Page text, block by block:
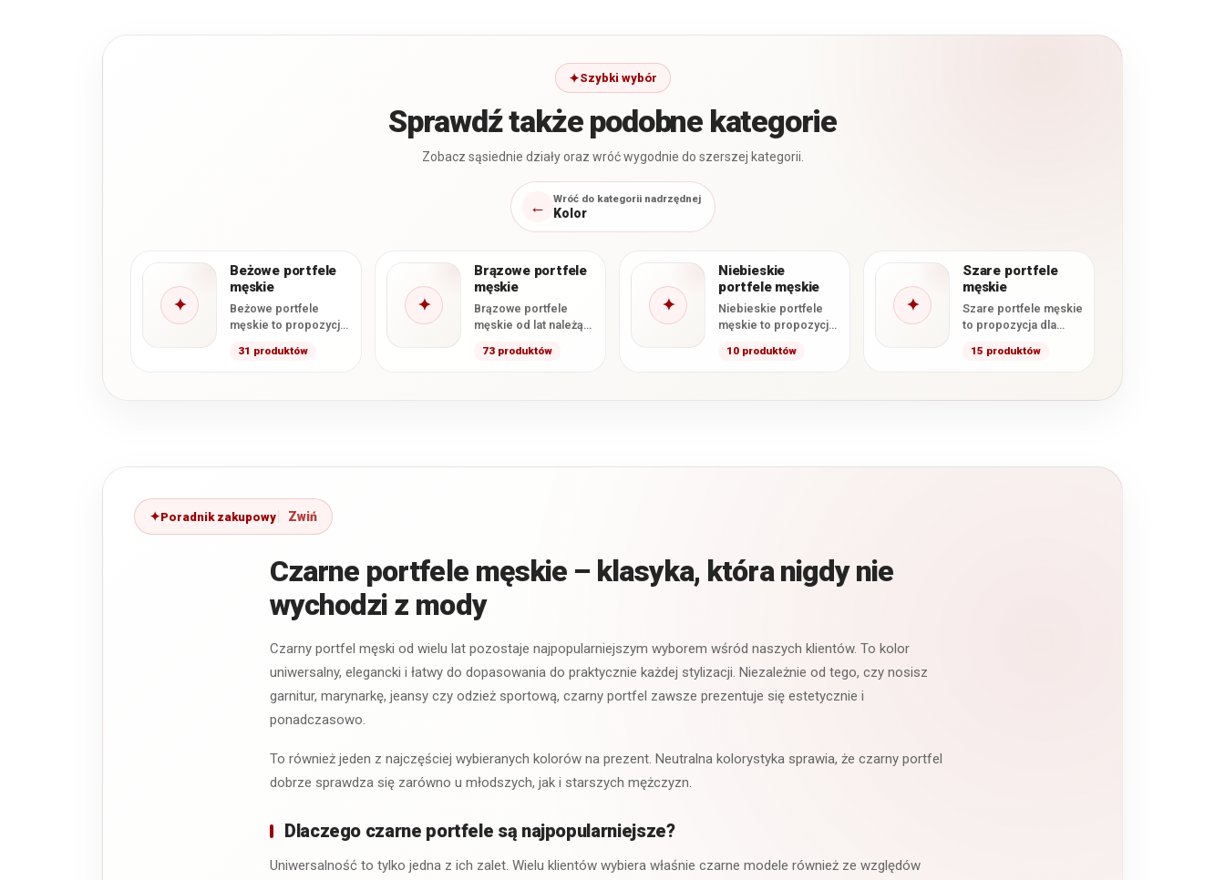
Szybki wybór
Sprawdź także podobne kategorie
Zobacz sąsiednie działy oraz wróć wygodnie do szerszej kategorii.
← Wróć do kategorii nadrzędnej
Kolor
✦
Beżowe portfele
męskie
Beżowe portfele
męskie to propozycja
szukają eleganckiej
31 produktów
✦
Brązowe portfele
męskie
Brązowe portfele
męskie od lat należą
cenionych dodatków
73 produktów
✦
Niebieskie
portfele męskie
Niebieskie portfele
męskie to propozycja
odejść od klasycznej
10 produktów
✦
Szare portfele
męskie
Szare portfele męskie
to propozycja dla
nowoczesny design i
15 produktów
Poradnik zakupowy
Czarne portfele męskie – klasyka, która nigdy nie
wychodzi z mody
Czarny portfel męski od wielu lat pozostaje najpopularniejszym wyborem wśród naszych klientów. To kolor
uniwersalny, elegancki i łatwy do dopasowania do praktycznie każdej stylizacji. Niezależnie od tego, czy nosisz
garnitur, marynarkę, jeansy czy odzież sportową, czarny portfel zawsze prezentuje się estetycznie i
ponadczasowo.
To również jeden z najczęściej wybieranych kolorów na prezent. Neutralna kolorystyka sprawia, że czarny portfel
dobrze sprawdza się zarówno u młodszych, jak i starszych mężczyzn.
Dlaczego czarne portfele są najpopularniejsze?
Uniwersalność to tylko jedna z ich zalet. Wielu klientów wybiera właśnie czarne modele również ze względów